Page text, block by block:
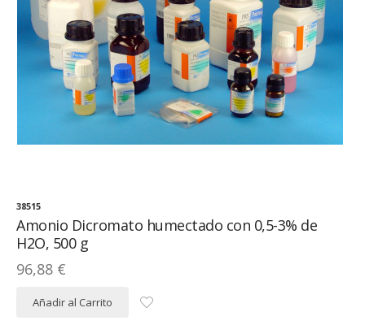
38515
Amonio Dicromato humectado con 0,5-3% de
H2O, 500 g
96,88 €
Añadir al Carrito